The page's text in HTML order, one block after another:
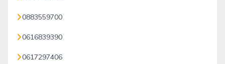
0883559700
0616839390
0617297406